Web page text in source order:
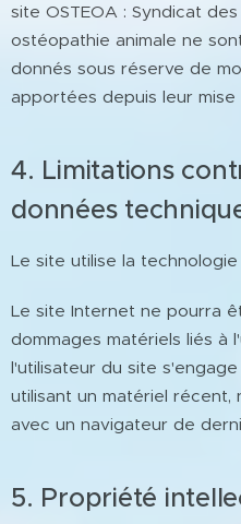
site OSTEOA : Syndicat des
ostéopathie animale ne
donnés sous réserve de
apportées depuis leur mise
4. Limitations
données
Le site utilise la technologie
Le site Internet ne pourra
dommages matériels liés à
l'utilisateur du site
utilisant un matériel
avec un navigateur de
5. Propriété